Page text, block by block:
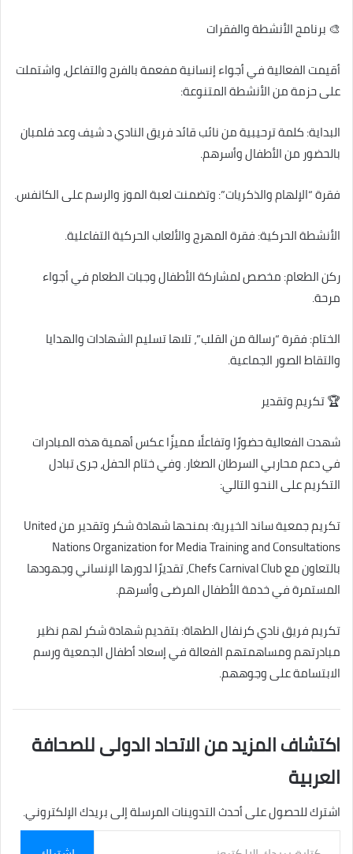
🎨 برنامج الأنشطة والفقرات
أقيمت الفعالية في أجواء إنسانية مفعمة بالفرح والتفاعل، واشتملت
على حزمة من الأنشطة المتنوعة:
البداية: كلمة ترحيبية من نائب قائد فريق النادي د شيف وعد فلمبان
بالحضور من الأطفال وأسرهم.
فقرة “الإلهام والذكريات”: وتضمنت لعبة الموز والرسم على الكانفس.
الأنشطة الحركية: فقرة المهرج والألعاب الحركية التفاعلية.
ركن الطعام: مخصص لمشاركة الأطفال وجبات الطعام في أجواء
مرحة.
الختام: فقرة “رسالة من القلب”، تلاها تسليم الشهادات والهدايا
والتقاط الصور الجماعية.
🏆 تكريم وتقدير
شهدت الفعالية حضورًا وتفاعلًا مميزًا عكس أهمية هذه المبادرات
في دعم محاربي السرطان الصغار. وفي ختام الحفل، جرى تبادل
التكريم على النحو التالي:
تكريم جمعية ساند الخيرية: بمنحها شهادة شكر وتقدير من United
Nations Organization for Media Training and Consultations
بالتعاون مع Chefs Carnival Club، تقديرًا لدورها الإنساني وجهودها
المستمرة في خدمة الأطفال المرضى وأسرهم.
تكريم فريق نادي كرنفال الطهاة: بتقديم شهادة شكر لهم نظير
مبادرتهم ومساهمتهم الفعالة في إسعاد أطفال الجمعية ورسم
الابتسامة على وجوههم.
اكتشاف المزيد من الاتحاد الدولى للصحافة
العربية
اشترك للحصول على أحدث التدوينات المرسلة إلى بريدك الإلكتروني.